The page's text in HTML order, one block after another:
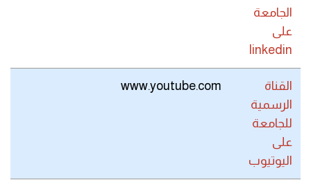
الجامعة
على
linkedin
القناة
الرسمية
للجامعة
على
اليوتيوب
www.youtube.com